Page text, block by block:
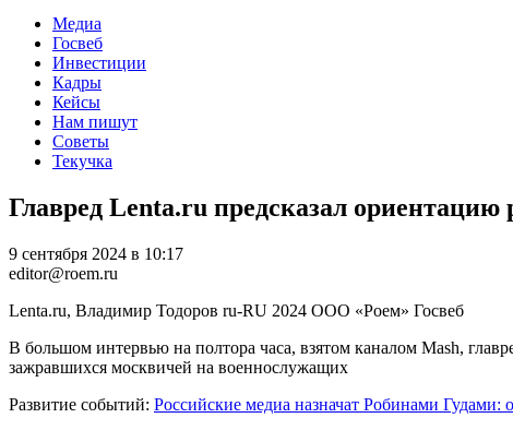
Медиа
Госвеб
Инвестиции
Кадры
Кейсы
Нам пишут
Советы
Текучка
Главред Lenta.ru предсказал
9 сентября 2024 в 10:17
editor@roem.ru
Lenta.ru, Владимир Тодоров ru-RU 2024 ООО «Роем» Госвеб
В большом интервью на полтора часа, взятом каналом Mash,
зажравшихся москвичей на военнослужащих
Развитие событий: Российские медиа назначат Робинами